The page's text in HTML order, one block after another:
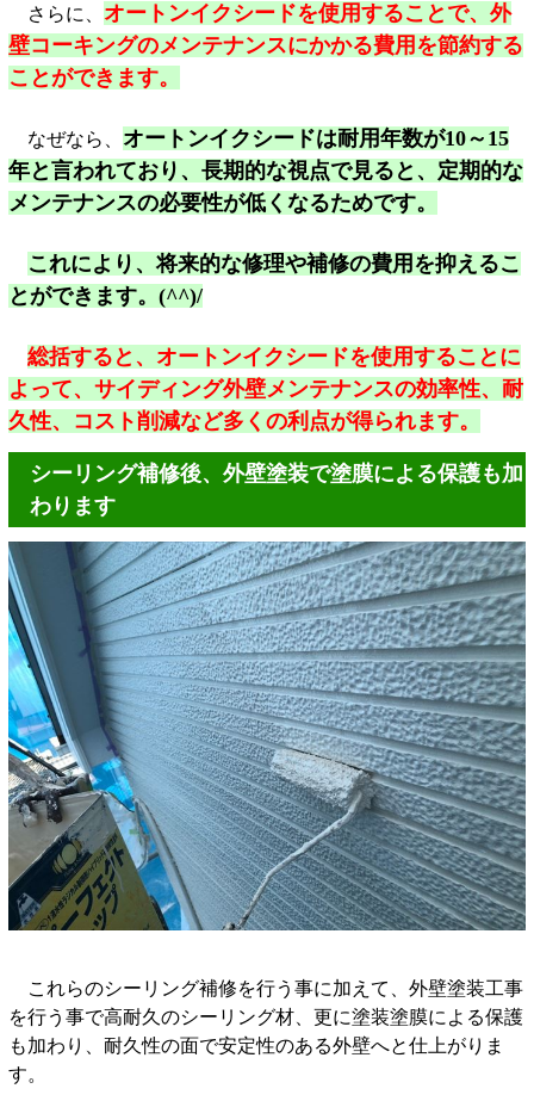
さらに、 オートンイクシードを使用することで、外
壁コーキングのメンテナンスにかかる費用を節約する
ことができます。
なぜなら、 オートンイクシードは耐用年数が10～15
年と言われており、長期的な視点で見ると、定期的な
メンテナンスの必要性が低くなるためです。
これにより、将来的な修理や補修の費用を抑えるこ
とができます。(^^)/
総括すると、オートンイクシードを使用することに
よって、サイディング外壁メンテナンスの効率性、耐
久性、コスト削減など多くの利点が得られます。
シーリング補修後、外壁塗装で塗膜による保護も加
わります
これらのシーリング補修を行う事に加えて、外壁塗装工事
を行う事で高耐久のシーリング材、更に塗装塗膜による保護
も加わり、耐久性の面で安定性のある外壁へと仕上がりま
す。